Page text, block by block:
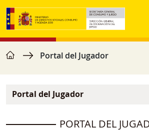
Ir o contido principal
Miga de pan
home Portal del Jugador
Portal del Jugador
PORTAL DEL